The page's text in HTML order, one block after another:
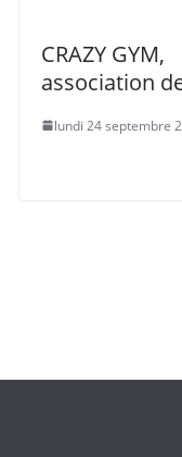
CRAZY GYM,
association
lundi 24 septembre